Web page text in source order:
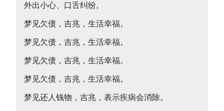
外出小心、口舌纠纷。
梦见欠债，吉兆，生活幸福。
梦见欠债，吉兆，生活幸福。
梦见欠债，吉兆，生活幸福。
梦见欠债，吉兆，生活幸福。
梦见还人钱物，吉兆，表示疾病会消除。